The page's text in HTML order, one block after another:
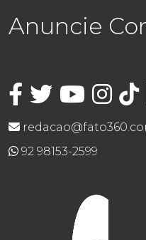
Anuncie
92 98153-2599